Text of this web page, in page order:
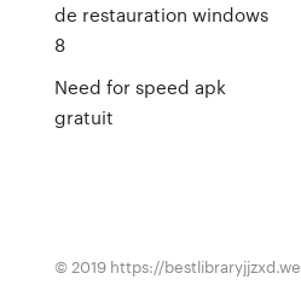
de restauration windows
8
Need for speed apk
gratuit
© 2019 https://